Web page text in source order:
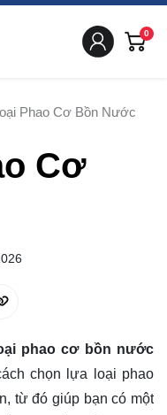
0
Phao Cơ Bồn Nước
Cơ
phao cơ bồn nước
chọn lựa loại phao
từ đó giúp bạn có một